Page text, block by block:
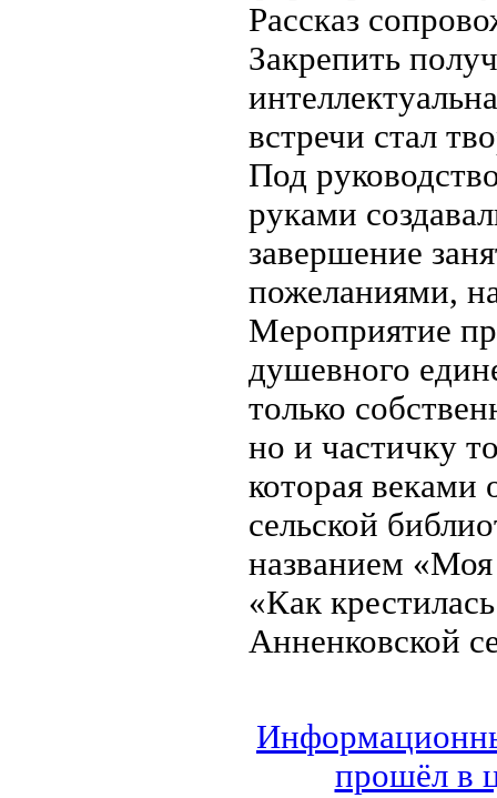
Рассказ
Закрепить
встречи стал
Под
руками
завершение
пожеланиями,
Мероприятие
душевного
только
но и частичку
которая
сельской
названием «Моя
«Как
Анненковской
прошёл в